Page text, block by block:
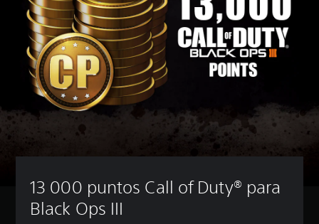
13 000 puntos Call of Duty® para
Black Ops III